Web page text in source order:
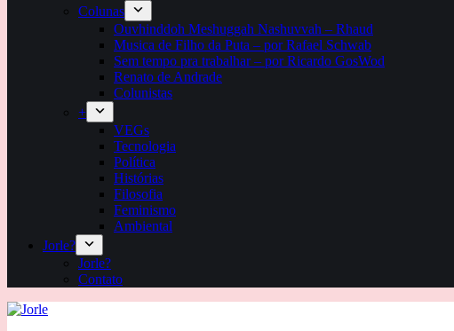
Colunas
Ouvhinddoh Meshuggah Nashuvvah – Rhaud
Musica de Filho da Puta – por Rafael Schwab
Sem tempo pra trabalhar – por Ricardo GosWod
Renato de Andrade
Colunistas
+
VEGs
Tecnologia
Política
Histórias
Filosofia
Feminismo
Ambiental
Jorle?
Jorle?
Contato